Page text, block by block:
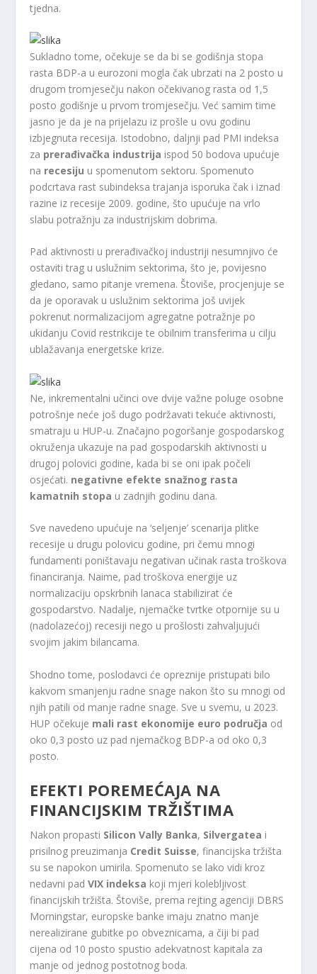
tjedna.
Sukladno tome, očekuje se da bi se godišnja stopa
rasta BDP-a u eurozoni mogla čak ubrzati na 2 posto u
drugom tromjesečju nakon očekivanog rasta od 1,5
posto godišnje u prvom tromjesečju. Već samim time
jasno je da je na prijelazu iz prošle u ovu godinu
izbjegnuta recesija. Istodobno, daljnji pad PMI indeksa
za prerađivačka industrija ispod 50 bodova upućuje
na recesiju u spomenutom sektoru. Spomenuto
podcrtava rast subindeksa trajanja isporuka čak i iznad
razine iz recesije 2009. godine, što upućuje na vrlo
slabu potražnju za industrijskim dobrima.
Pad aktivnosti u prerađivačkoj industriji nesumnjivo će
ostaviti trag u uslužnim sektorima, što je, povijesno
gledano, samo pitanje vremena. Štoviše, procjenjuje se
da je oporavak u uslužnim sektorima još uvijek
pokrenut normalizacijom agregatne potražnje po
ukidanju Covid restrikcije te obilnim transferima u cilju
ublažavanja energetske krize.
Ne, inkrementalni učinci ove dvije važne poluge osobne
potrošnje neće još dugo podržavati tekuće aktivnosti,
smatraju u HUP-u. Značajno pogoršanje gospodarskog
okruženja ukazuje na pad gospodarskih aktivnosti u
drugoj polovici godine, kada bi se oni ipak počeli
osjećati. negativne efekte snažnog rasta
kamatnih stopa u zadnjih godinu dana.
Sve navedeno upućuje na ‘seljenje’ scenarija plitke
recesije u drugu polovicu godine, pri čemu mnogi
fundamenti poništavaju negativan učinak rasta troškova
financiranja. Naime, pad troškova energije uz
normalizaciju opskrbnih lanaca stabilizirat će
gospodarstvo. Nadalje, njemačke tvrtke otpornije su u
(nadolazećoj) recesiji nego u prošlosti zahvaljujući
svojim jakim bilancama.
Shodno tome, poslodavci će opreznije pristupati bilo
kakvom smanjenju radne snage nakon što su mnogi od
njih patili od manje radne snage. Sve u svemu, u 2023.
HUP očekuje mali rast ekonomije euro područja od
oko 0,3 posto uz pad njemačkog BDP-a od oko 0,3
posto.
EFEKTI POREMEĆAJA NA
FINANCIJSKIM TRŽIŠTIMA
Nakon propasti Silicon Vally Banka, Silvergatea i
prisilnog preuzimanja Credit Suisse, financijska tržišta
su se napokon umirila. Spomenuto se lako vidi kroz
nedavni padVIX indeksa koji mjeri kolebljivost
financijskih tržišta. Štoviše, prema rejting agenciji DBRS
Morningstar, europske banke imaju znatno manje
nerealizirane gubitke po obveznicama, a čiji bi pad
cijena od 10 posto spustio adekvatnost kapitala za
manje od jednog postotnog boda.